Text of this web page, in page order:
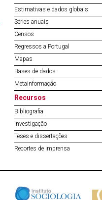
Estimativas e dados globais
Séries anuais
Censos
Regressos a Portugal
Mapas
Bases de dados
Metainformação
Recursos
Bibliografia
Investigação
Teses e dissertações
Recortes de imprensa